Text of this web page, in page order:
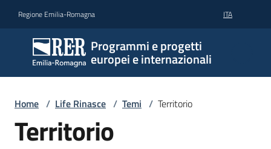
Regione Emilia-Romagna ITA
Programmi e progetti
europei e internazionali
Home / Life Rinasce / Temi / Territorio
Territorio